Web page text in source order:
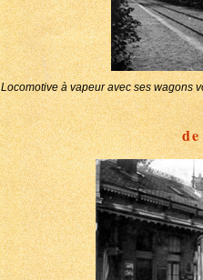
Locomotive à vapeur avec ses wagons